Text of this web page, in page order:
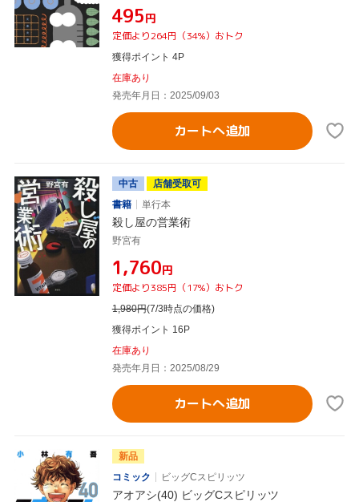
¥495円
定価より264円（34%）おトク
獲得ポイント 4P
在庫あり
発売年月日：2025/09/03
カートへ追加
中古
店舗受取可
書籍
単行本
殺し屋の営業術
野宮有
¥1,760円
定価より385円（17%）おトク
1,980円(7/3時点の価格)
獲得ポイント 16P
在庫あり
発売年月日：2025/08/29
カートへ追加
新品
コミック
ビッグCスピリッツ
アオアシ(40) ビッグCスピリッツ